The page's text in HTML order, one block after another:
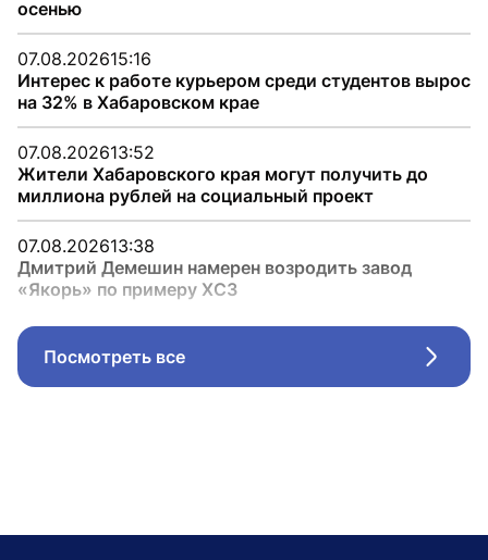
осенью
07.08.202615:16
Интерес к работе курьером среди студентов вырос
на 32% в Хабаровском крае
07.08.202613:52
Жители Хабаровского края могут получить до
миллиона рублей на социальный проект
07.08.202613:38
Дмитрий Демешин намерен возродить завод
«Якорь» по примеру ХСЗ
Посмотреть все